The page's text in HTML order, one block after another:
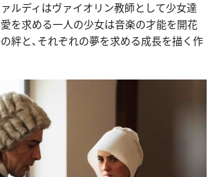
ルディはヴァイオリン教師として少女達
を求める一人の少女は音楽の才能を開花
絆と、それぞれの夢を求める成長を描く作